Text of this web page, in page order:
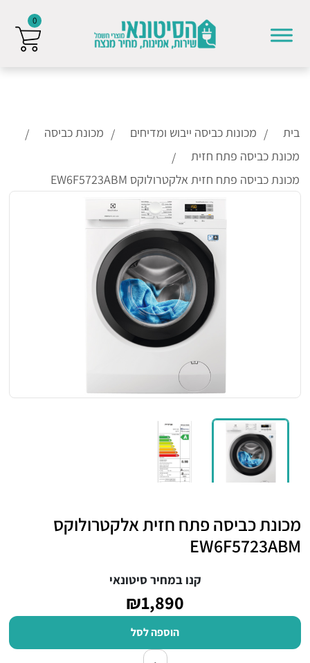
בית מכונות כביסה ייבוש ומדיחים
מכונת כביסה
מכונת כביסה פתח חזית
מכונת כביסה פתח חזית אלקטרולוקס EW6F5723ABM
מכונת כביסה פתח חזית אלקטרולוקס
EW6F5723ABM
קנו במחיר סיטונאי
₪1,890
הוספה לסל
0